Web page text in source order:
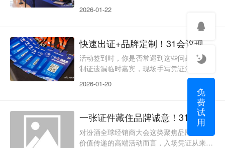
政务会议、大型
“第一道门槛”。31会议现场制证解决方案，
绝非简单的“打印设备+纸张”组合，而是一
全管理”的软硬件一体化系统。它以智能终
端为核心，联动云端数据平台与前沿防伪技
术，既精准破解传统制证“慢、乱、漏”的行
业痛点，又为中大型会议筑牢安全防线，成
为政务招
2026-01-22
活动签到时，你是否常遇到这些问题：提前
制证遗漏临时嘉宾，现场手写凭证潦草不专
业；制证流程繁琐导致参会者排队等候，拉
低体验；证件与入场权限脱节，无法精准管
控人群？31会议现场制证服务，以“高效响
应、定制化呈现、全链路联动”为核心，将
制证与报名、签到、权限管理深度绑定，既
能灵活应对各类参会需求，又能通过品牌化
设计提升活动质感，成为客户答谢会、行业
2026-01-20
一张证件藏住品牌诚意！31会议现场制证点亮高端活动质感
对汾酒全球经销商大会这类聚焦品牌连接与
价值传递的高端活动而言，入场凭证从来不
免
费
试
用